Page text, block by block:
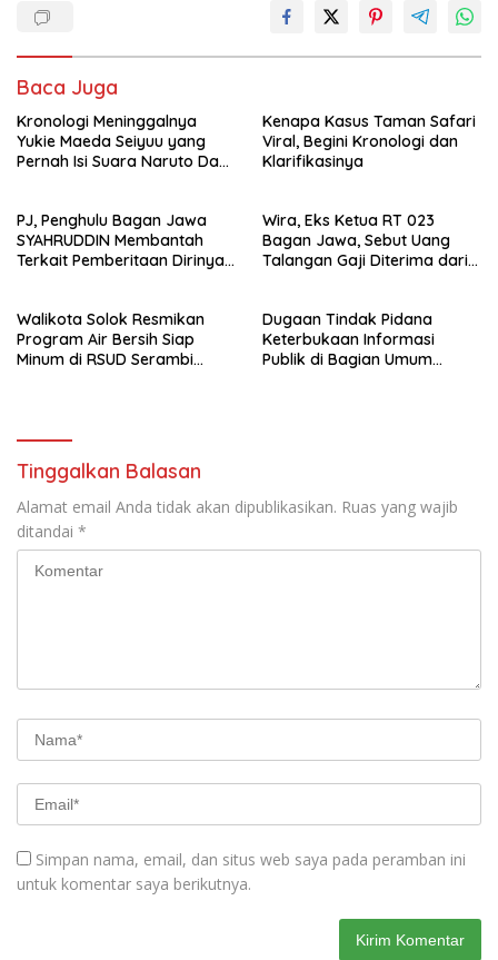
Baca Juga
Kronologi Meninggalnya
Yukie Maeda Seiyuu yang
Pernah Isi Suara Naruto Dan
Kenapa Kasus Taman Safari
Viral, Begini Kronologi dan
Klarifikasinya
PJ, Penghulu Bagan Jawa
SYAHRUDDIN Membantah
Terkait Pemberitaan Dirinya
Wira, Eks Ketua RT 023
Bagan Jawa, Sebut Uang
Talangan Gaji Diterima dari
Walikota Solok Resmikan
Program Air Bersih Siap
Minum di RSUD Serambi
Dugaan Tindak Pidana
Keterbukaan Informasi
Publik di Bagian Umum
Tinggalkan Balasan
Alamat email Anda tidak akan dipublikasikan. Ruas yang wajib
ditandai *
Simpan nama, email, dan situs web saya pada peramban ini
untuk komentar saya berikutnya.